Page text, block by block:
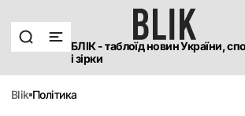
БЛІК - таблоїд новин України,
і зірки
blik політика